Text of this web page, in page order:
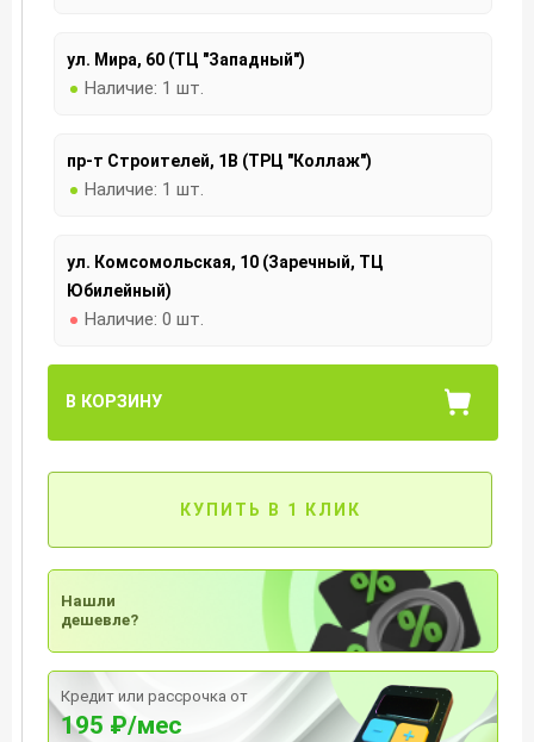
ул. Мира, 60 (ТЦ "Западный")
Наличие: 1 шт.
пр-т Строителей, 1В (ТРЦ "Коллаж")
Наличие: 1 шт.
ул. Комсомольская, 10 (Заречный, ТЦ
Юбилейный)
Наличие: 0 шт.
В КОРЗИНУ
КУПИТЬ В 1 КЛИК
Нашли
дешевле?
Кредит или рассрочка от
195 ₽/мес